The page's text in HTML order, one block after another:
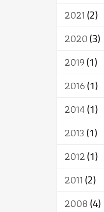
วัฒนธรรม
2021 (2)
2020(3)
2019(1)
2016(1)
2014(1)
2013 (1)
2012(1)
2011 (2)
2008 (4)